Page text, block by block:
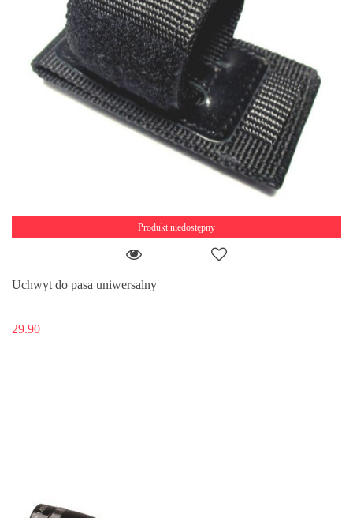
Produkt niedostępny
Uchwyt do pasa uniwersalny
29.90